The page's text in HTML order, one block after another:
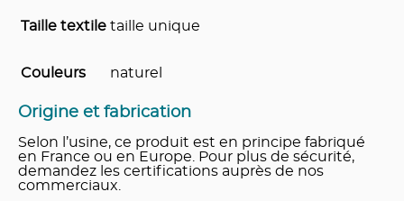
Taille textile taille unique
Couleurs naturel
Origine et fabrication
Selon l’usine, ce produit est en principe fabriqué
en France ou en Europe. Pour plus de sécurité,
demandez les certifications auprès de nos
commerciaux.